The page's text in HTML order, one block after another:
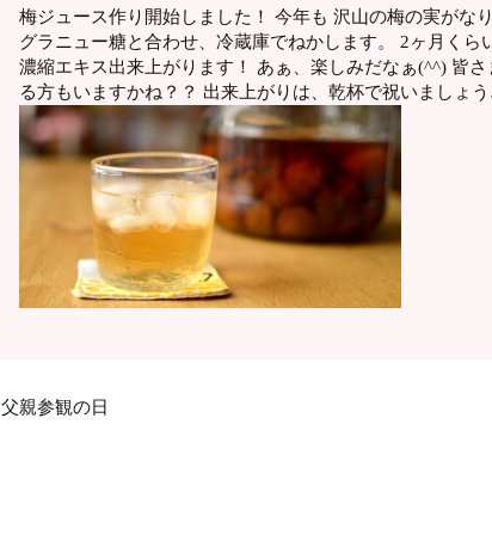
梅ジュース作り開始しました！ 今年も 沢山の梅の実がな
グラニュー糖と合わせ、冷蔵庫でねかします。 2ヶ月く
濃縮エキス出来上がります！ あぁ、楽しみだなぁ(^^) 皆
る方もいますかね？？ 出来上がりは、乾杯で祝いましょう
父親参観の日